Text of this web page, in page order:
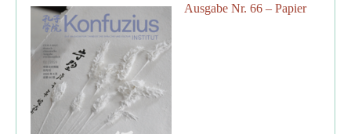
Ausgabe Nr. 66 – Papier